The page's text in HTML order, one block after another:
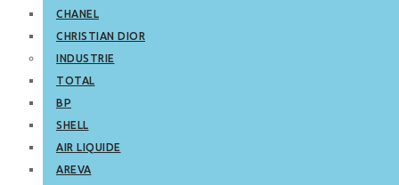
CHANEL
CHRISTIAN DIOR
INDUSTRIE
TOTAL
BP
SHELL
AIR LIQUIDE
AREVA